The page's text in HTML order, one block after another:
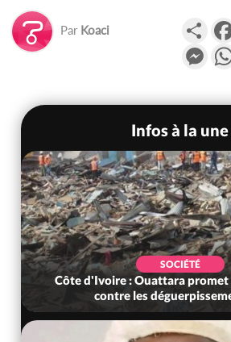
Par Koaci
Infos à la une
SOCIÉTÉ
Côte d'Ivoire : Ouattara promet
contre les